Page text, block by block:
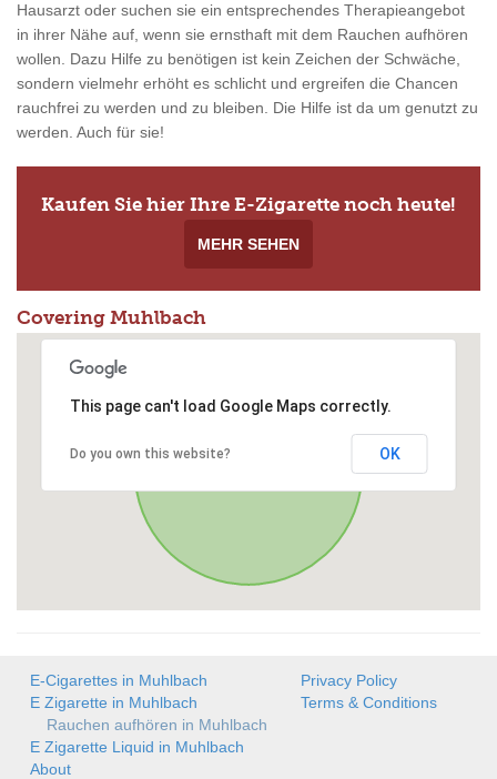
Hausarzt oder suchen sie ein entsprechendes Therapieangebot
in ihrer Nähe auf, wenn sie ernsthaft mit dem Rauchen aufhören
wollen. Dazu Hilfe zu benötigen ist kein Zeichen der Schwäche,
sondern vielmehr erhöht es schlicht und ergreifen die Chancen
rauchfrei zu werden und zu bleiben. Die Hilfe ist da um genutzt zu
werden. Auch für sie!
Kaufen Sie hier Ihre E-Zigarette noch heute!
MEHR SEHEN
Covering Muhlbach
This page can't load Google Maps correctly.
Do you own this website? OK
E-Cigarettes in Muhlbach
E Zigarette in Muhlbach
Rauchen aufhören in Muhlbach
E Zigarette Liquid in Muhlbach
About
Privacy Policy
Terms & Conditions